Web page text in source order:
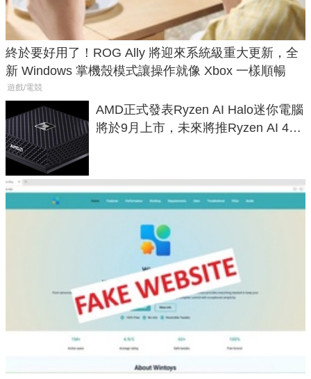
終於要好用了！ROG Ally 將迎來系統級重大更新，全
新 Windows 掌機殼模式讓操作就像 Xbox 一樣順暢
遊戲/電競
AMD正式發表Ryzen AI Halo迷你電腦
將於9月上市，未來將推Ryzen AI 400